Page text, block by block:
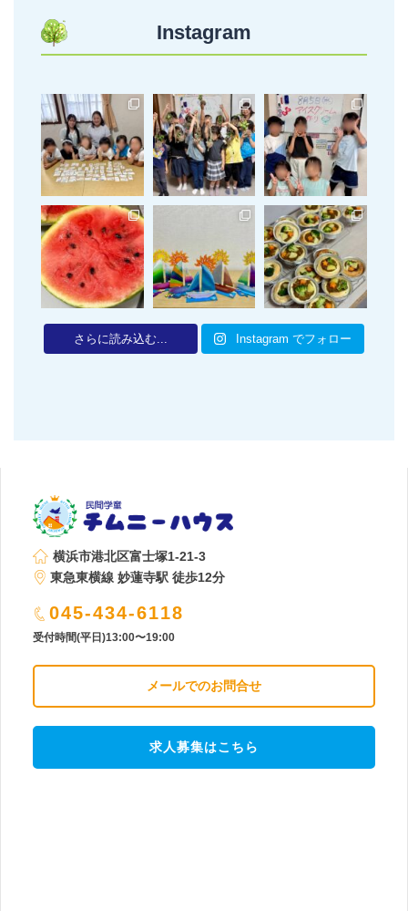
Instagram
さらに読み込む... Instagram でフォロー
横浜市港北区富士塚1-21-3
東急東横線 妙蓮寺駅 徒歩12分
045-434-6118
受付時間(平日)13:00〜19:00
メールでのお問合せ
求人募集はこちら